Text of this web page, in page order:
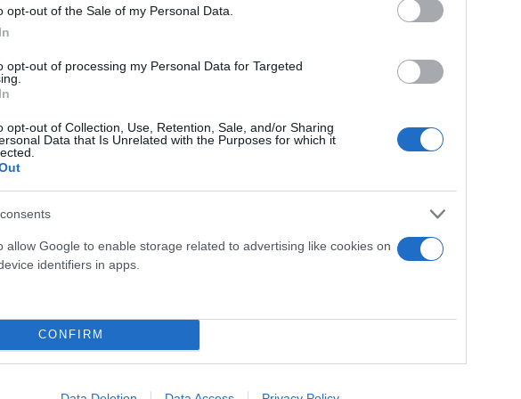
opt-out of the Sale of my Personal Data.
opt-out of processing my Personal Data for Targeted
opt-out of Collection, Use, Retention, Sale, and/or Sharing
Data that Is Unrelated with the Purposes for which it
allow Google to enable storage related to advertising like cookies on
identifiers in apps.
CONFIRM
για Κωνσταντέλια
για την ψυχική υγεία των παιδιών